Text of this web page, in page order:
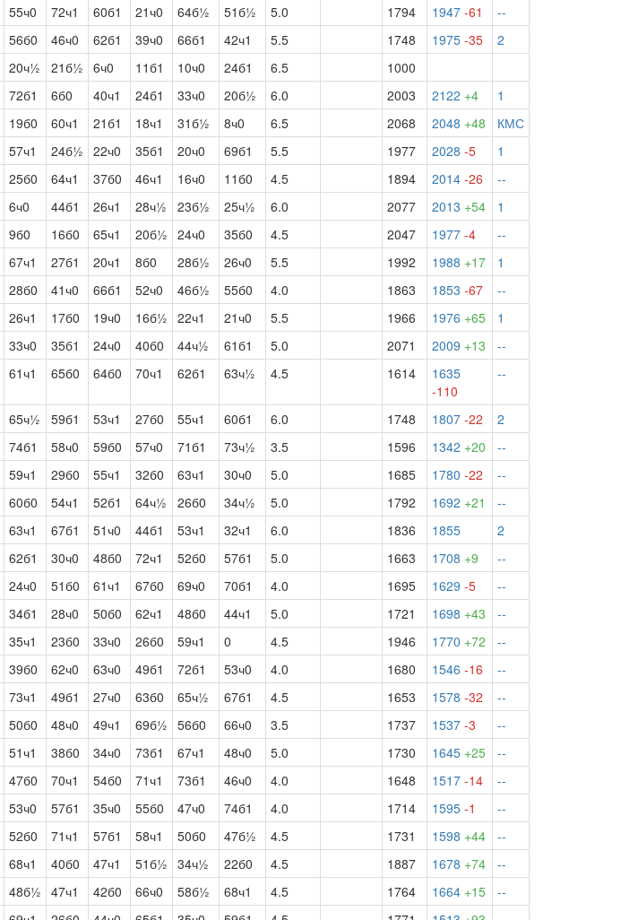
55ч0 72ч1 60б1 21ч0 64б½ 51б½ 5.0 1794 1947 -61
--
56б0 46ч0 62б1 39ч0 66б1 42ч1 5.5 1748 1975 -35
2
20ч½ 21б½ 6ч0 11б1 10ч0 24б1 6.5
1000
72б1 6б0 40ч1 24б1 33ч0 20б½ 6.0 2003 2122 +4
1
19б0 60ч1 21б1 18ч1 31б½ 8ч0 6.5 2068 2048 +48
КМС
57ч1 24б½ 22ч0 35б1 20ч0 69б1 5.5 1977 2028 -5
1
25б0 64ч1 37б0 46ч1 16ч0 11б0 4.5 1894 2014 -26
--
6ч0 44б1 26ч1 28ч½ 23б½ 25ч½ 6.0 2077 2013 +54
1
9б0 16б0 65ч1 20б½ 24ч0 35б0 4.5 2047 1977 -4
--
67ч1 27б1 20ч1 8б0 28б½ 26ч0 5.5 1992 1988 +17
1
28б0 41ч0 66б1 52ч0 46б½ 55б0 4.0 1863 1853 -67
--
26ч1 17б0 19ч0 16б½ 22ч1 21ч0 5.5 1966 1976 +65
1
33ч0 35б1 24ч0 40б0 44ч½ 61б1 5.0 2071 2009 +13
--
61ч1 65б0 64б0 70ч1 62б1 63ч½ 4.5 1614
1635
-110
--
65ч½ 59б1 53ч1 27б0 55ч1 60б1 6.0 1748 1807 -22
2
74б1 58ч0 59б0 57ч0 71б1 73ч½ 3.5 1596 1342 +20
--
59ч1 29б0 55ч1 32б0 63ч1 30ч0 5.0 1685 1780 -22
--
60б0 54ч1 52б1 64ч½ 26б0 34ч½ 5.0 1792 1692 +21
--
63ч1 67б1 51ч0 44б1 53ч1 32ч1 6.0 1836 1855
2
62б1 30ч0 48б0 72ч1 52б0 57б1 5.0 1663 1708 +9
--
24ч0 51б0 61ч1 67б0 69ч0 70б1 4.0 1695 1629 -5
--
34б1 28ч0 50б0 62ч1 48б0 44ч1 5.0 1721 1698 +43
--
35ч1 23б0 33ч0 26б0 59ч1 0 4.5 1946 1770 +72
--
39б0 62ч0 63ч0 49б1 72б1 53ч0 4.0 1680 1546 -16
--
73ч1 49б1 27ч0 63б0 65ч½ 67б1 4.5 1653 1578 -32
--
50б0 48ч0 49ч1 69б½ 56б0 66ч0 3.5 1737 1537 -3
--
51ч1 38б0 34ч0 73б1 67ч1 48ч0 5.0 1730 1645 +25
--
47б0 70ч1 54б0 71ч1 73б1 46ч0 4.0 1648 1517 -14
--
53ч0 57б1 35ч0 55б0 47ч0 74б1 4.0 1714 1595 -1
--
52б0 71ч1 57б1 58ч1 50б0 47б½ 4.5 1731 1598 +44
--
68ч1 40б0 47ч1 51б½ 34ч½ 22б0 4.5 1887 1678 +74
--
48б½ 47ч1 42б0 66ч0 58б½ 68ч1 4.5 1764 1664 +15
--